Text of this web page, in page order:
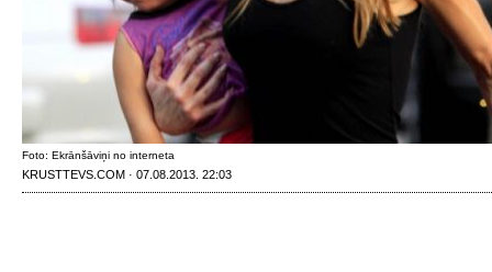
Foto: Ekrānšāviņi no interneta
KRUSTTEVS.COM · 07.08.2013. 22:03